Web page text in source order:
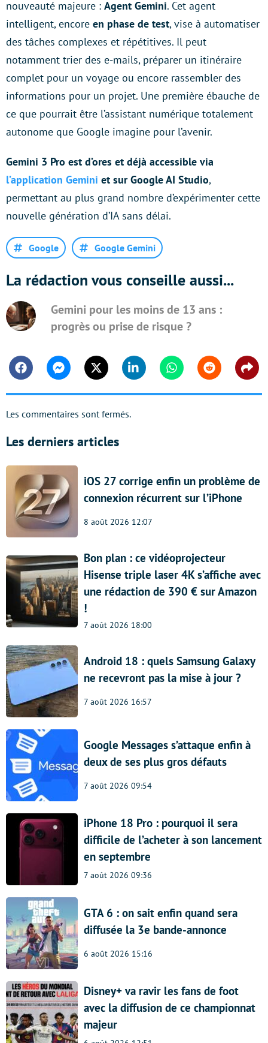
nouveauté majeure : Agent Gemini. Cet agent
intelligent, encore en phase de test, vise à automatiser
des tâches complexes et répétitives. Il peut
notamment trier des e-mails, préparer un itinéraire
complet pour un voyage ou encore rassembler des
informations pour un projet. Une première ébauche de
ce que pourrait être l’assistant numérique totalement
autonome que Google imagine pour l’avenir.
Gemini 3 Pro est d’ores et déjà accessible via
l’application Gemini et sur Google AI Studio,
permettant au plus grand nombre d’expérimenter cette
nouvelle génération d’IA sans délai.
Google Google Gemini
La rédaction vous conseille aussi...
Gemini pour les moins de 13 ans :
progrès ou prise de risque ?
FacebookMessengerTwitter Linkedin WhatsappReddit
Les commentaires sont fermés.
Les derniers articles
iOS 27 corrige enfin un problème de
connexion récurrent sur l’iPhone
8 août 2026 12:07
Bon plan : ce vidéoprojecteur
Hisense triple laser 4K s’affiche avec
une rédaction de 390 € sur Amazon
!
7 août 2026 18:00
Android 18 : quels Samsung Galaxy
ne recevront pas la mise à jour ?
7 août 2026 16:57
Google Messages s’attaque enfin à
deux de ses plus gros défauts
7 août 2026 09:54
iPhone 18 Pro : pourquoi il sera
difficile de l’acheter à son lancement
en septembre
7 août 2026 09:36
GTA 6 : on sait enfin quand sera
diffusée la 3e bande-annonce
6 août 2026 15:16
Disney+ va ravir les fans de foot
avec la diffusion de ce championnat
majeur